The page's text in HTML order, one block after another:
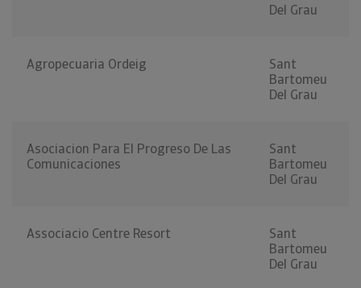
Del Grau
Agropecuaria Ordeig
Sant
Bartomeu
Del Grau
Asociacion Para El Progreso De Las
Comunicaciones
Sant
Bartomeu
Del Grau
Associacio Centre Resort
Sant
Bartomeu
Del Grau